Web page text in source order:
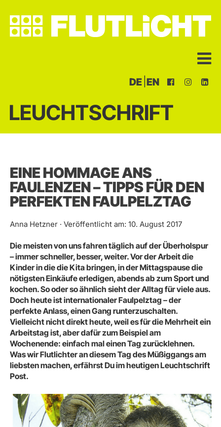
DE EN
LEUCHTSCHRIFT
EINE HOMMAGE ANS
FAULENZEN – TIPPS FÜR DEN
PERFEKTEN FAULPELZTAG
Anna Hetzner · Veröffentlicht am: 10. August 2017
Die meisten von uns fahren täglich auf der Überholspur
– immer schneller, besser, weiter. Vor der Arbeit die
Kinder in die die Kita bringen, in der Mittagspause die
nötigsten Einkäufe erledigen, abends ab zum Sport und
kochen. So oder so ähnlich sieht der Alltag für viele aus.
Doch heute ist internationaler Faulpelztag – der
perfekte Anlass, einen Gang runterzuschalten.
Vielleicht nicht direkt heute, weil es für die Mehrheit ein
Arbeitstag ist, aber dafür zum Beispiel am
Wochenende: einfach mal einen Tag zurücklehnen.
Was wir Flutlichter an diesem Tag des Müßiggangs am
liebsten machen, erfährst Du im heutigen Leuchtschrift
Post.